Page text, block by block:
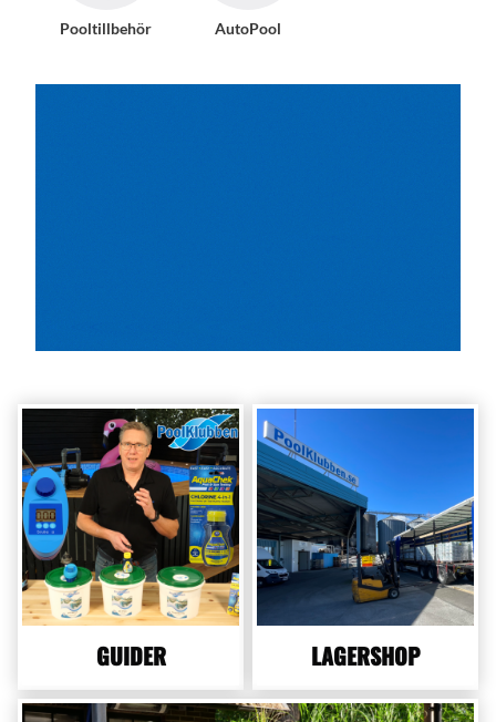
Pooltillbehör AutoPool
GUIDER LAGERSHOP